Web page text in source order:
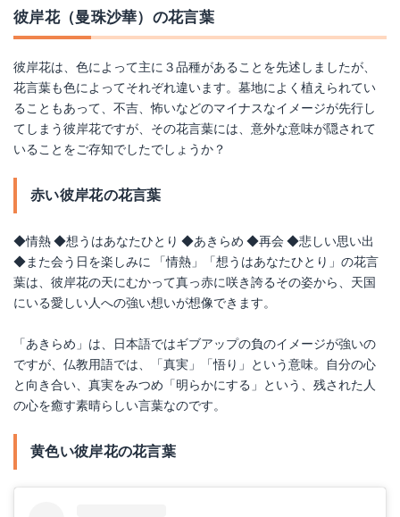
彼岸花（曼珠沙華）の花言葉
彼岸花は、色によって主に３品種があることを先述しましたが、
花言葉も色によってそれぞれ違います。墓地によく植えられてい
ることもあって、不吉、怖いなどのマイナスなイメージが先行し
てしまう彼岸花ですが、その花言葉には、意外な意味が隠されて
いることをご存知でしたでしょうか？
赤い彼岸花の花言葉
◆情熱 ◆想うはあなたひとり ◆あきらめ ◆再会 ◆悲しい思い出
◆また会う日を楽しみに 「情熱」「想うはあなたひとり」の花言
葉は、彼岸花の天にむかって真っ赤に咲き誇るその姿から、天国
にいる愛しい人への強い想いが想像できます。
「あきらめ」は、日本語ではギブアップの負のイメージが強いの
ですが、仏教用語では、「真実」「悟り」という意味。自分の心
と向き合い、真実をみつめ「明らかにする」という、残された人
の心を癒す素晴らしい言葉なのです。
黄色い彼岸花の花言葉